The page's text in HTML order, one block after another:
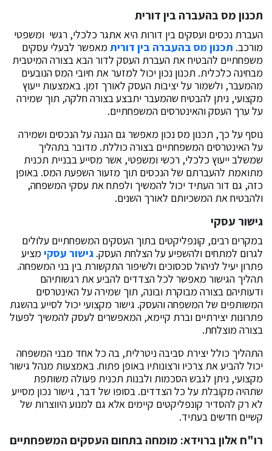
תכנון מס בהעברה בין דורית
העברת נכסים ועסקים בין דורות היא אתגר כלכלי, רגשי ומשפטי
מורכב. תכנון מס בהעברה בין דורית מאפשר לבעלי עסקים
משפחתיים להבטיח את העברת העסק לדור הבא בצורה המיטבית
מבחינה כלכלית. תכנון נכון יכול למזער את חיובי המס הנובעים
מהמעבר, ולשמור על יציבות העסק לאורך זמן. באמצעות ייעוץ
מקצועי, ניתן להבטיח שהמעבר יתבצע בצורה חלקה, תוך שמירה
על ערך העסק והאינטרסים המשפחתיים.
נוסף על כך, תכנון מס נכון מאפשר גם הגנה על הנכסים ושמירה
על האינטרסים המשפחתיים בצורה כוללת. מדובר בתהליך
שמשלב ייעוץ כלכלי, רכשי ומשפטי, אשר מסייע בבניית תכנית
מתואמת להעברתם של הנכסים תוך מזעור השפעת המס. באופן
כזה, גם דור העתיד יכול להמשיך ולפתח את עסקי המשפחה,
ולהבטיח את המשכיותם לאורך השנים.
גישור עסקי
במקרים רבים, קונפליקטים בתוך העסקים המשפחתיים עלולים
לגרום למתחים ולהשפיע על הצלחת העסק. גישור עסקי מציע
פתרון יעיל לניהול סכסוכים ולשיפור התקשורת בין בני המשפחה.
תהליך הגישור מאפשר לכל הצדדים להביע את רגשותיהם
ודעותיהם בצורה מבוקרת ובונה, תוך שמירה על האינטרסים
המשותפים של המשפחה והעסק. גישור מקצועי יכול לסייע בהשגת
פתרונות יצירתיים וברת קיימא, המאפשרים לעסק להמשיך לפעול
בצורה מוצלחת.
התהליך כולל יצירת סביבה ניטרלית, בה כל אחד מבני המשפחה
יכול להביע את צרכיו ורצונותיו באופן פתוח. באמצעות מנהל גישור
מקצועי, ניתן לגבש הסכמות ולבנות תכנית פעולה משותפת
שתהיה מקובלת על כל הצדדים. בסופו של דבר, גישור נכון מסייע
לא רק להסדיר קונפליקטים קיימים אלא גם למנוע היווצרות של
קשיים חדשים בעתיד.
רו"ח אלון ברוידא: מומחה בתחום העסקים המשפחתיים